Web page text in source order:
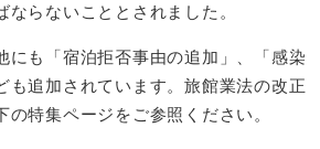
ならないこととされました。
も「宿泊拒否事由の追加」、「感染
も追加されています。旅館業法の改正
の特集ページをご参照ください。